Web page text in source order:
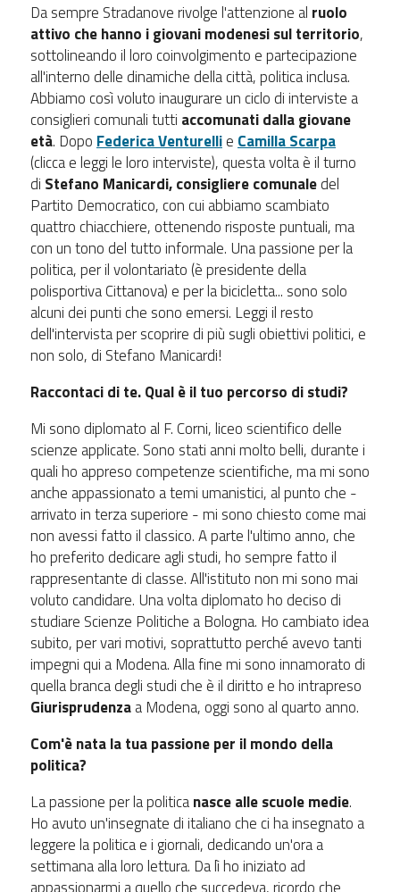
Da sempre Stradanove rivolge l'attenzione al ruolo
attivo che hanno i giovani modenesi sul territorio,
sottolineando il loro coinvolgimento e partecipazione
all'interno delle dinamiche della città, politica inclusa.
Abbiamo così voluto inaugurare un ciclo di interviste a
consiglieri comunali tutti accomunati dalla giovane
età. DopoFederica VenturellieCamilla Scarpa
(clicca e leggi le loro interviste), questa volta è il turno
di Stefano Manicardi,consigliere comunaledel
Partito Democratico, con cui abbiamo scambiato
quattro chiacchiere, ottenendo risposte puntuali, ma
con un tono del tutto informale. Una passione per la
politica, per il volontariato (è presidente della
polisportiva Cittanova) e per la bicicletta... sono solo
alcuni dei punti che sono emersi. Leggi il resto
dell'intervista per scoprire di più sugli obiettivi politici, e
non solo, di Stefano Manicardi!
Raccontaci di te. Qual è il tuo percorso di studi?
Mi sono diplomato al F. Corni, liceo scientifico delle
scienze applicate. Sono stati anni molto belli, durante i
quali ho appreso competenze scientifiche, ma mi sono
anche appassionato a temi umanistici, al punto che -
arrivato in terza superiore - mi sono chiesto come mai
non avessi fatto il classico. A parte l'ultimo anno, che
ho preferito dedicare agli studi, ho sempre fatto il
rappresentante di classe. All'istituto non mi sono mai
voluto candidare. Una volta diplomato ho deciso di
studiare Scienze Politiche a Bologna. Ho cambiato idea
subito, per vari motivi, soprattutto perché avevo tanti
impegni qui a Modena. Alla fine mi sono innamorato di
quella branca degli studi che è il diritto e ho intrapreso
Giurisprudenzaa Modena, oggi sono al quarto anno.
Com'è nata la tua passione per il mondo della
politica?
La passione per la politicanasce alle scuole medie.
Ho avuto un'insegnate di italiano che ci ha insegnato a
leggere la politica e i giornali, dedicando un'ora a
settimana alla loro lettura. Da lì ho iniziato ad